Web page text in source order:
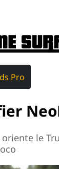
Pro
le